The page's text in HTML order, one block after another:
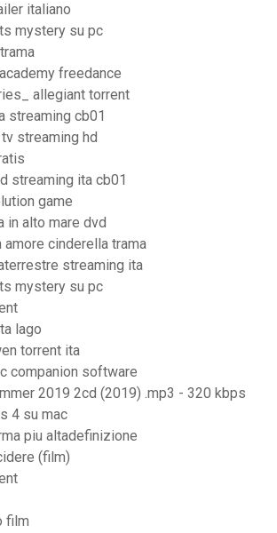
italiano
mystery su pc
freedance
allegiant torrent
streaming cb01
streaming hd
streaming ita cb01
game
in alto mare dvd
amore cinderella trama
streaming ita
mystery su pc
lago
torrent ita
companion software
2019 2cd (2019) .mp3 - 320 kbps
4 su mac
piu altadefinizione
(film)
film